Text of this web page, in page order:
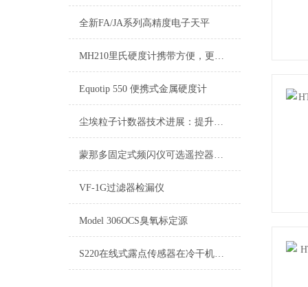
全新FA/JA系列高精度电子天平
MH210里氏硬度计携带方便，更换更灵活。特别适合工作现场和野外作业
Equotip 550 便携式金属硬度计
尘埃粒子计数器技术进展：提升工业与实验室环境的洁净度
蒙那多固定式频闪仪可选遥控器将操作距离延长至30米
VF-1G过滤器检漏仪
Model 306OCS臭氧标定源
S220在线式露点传感器在冷干机和干燥机的露点测量